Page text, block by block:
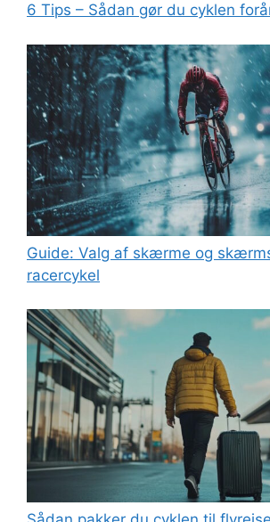
6 Tips – Sådan gør du cyklen
Guide: Valg af skærme og
racercykel